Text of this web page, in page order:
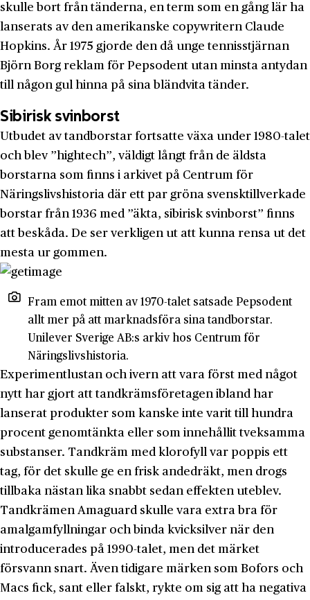
skulle bort från tänderna, en term som en gång lär ha
lanserats av den amerikanske copywritern Claude
Hopkins. År 1975 gjorde den då unge tennisstjärnan
Björn Borg reklam för Pepsodent utan minsta antydan
till någon gul hinna på sina bländvita tänder.
Sibirisk svinborst
Utbudet av tandborstar fortsatte växa under 1980-talet
och blev ”hightech”, väldigt långt från de äldsta
borstarna som finns i arkivet på Centrum för
Näringslivshistoria där ett par gröna svensktillverkade
borstar från 1936 med ”äkta, sibirisk svinborst” finns
att beskåda. De ser verkligen ut att kunna rensa ut det
mesta ur gommen.
Fram emot mitten av 1970-talet satsade Pepsodent
allt mer på att marknadsföra sina tandborstar.
Unilever Sverige AB:s arkiv hos Centrum för
Näringslivshistoria.
Experimentlustan och ivern att vara först med något
nytt har gjort att tandkrämsföretagen ibland har
lanserat produkter som kanske inte varit till hundra
procent genomtänkta eller som innehållit tveksamma
substanser. Tandkräm med klorofyll var poppis ett
tag, för det skulle ge en frisk andedräkt, men drogs
tillbaka nästan lika snabbt sedan effekten uteblev.
Tandkrämen Amaguard skulle vara extra bra för
amalgamfyllningar och binda kvicksilver när den
introducerades på 1990-talet, men det märket
försvann snart. Även tidigare märken som Bofors och
Macs fick, sant eller falskt, rykte om sig att ha negativa